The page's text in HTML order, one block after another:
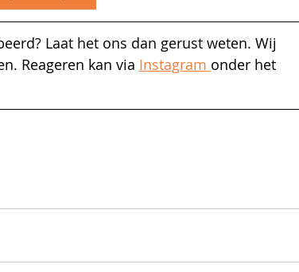
Laat het ons dan gerust weten. Wij
Reageren kan via Instagram onder het